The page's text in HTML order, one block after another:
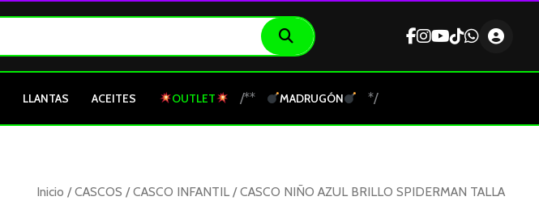
LLANTAS ACEITES OUTLET /** MADRUGÓN */
Inicio /CASCOS /CASCO INFANTIL / CASCO NIÑO AZUL BRILLO SPIDERMAN TALLA